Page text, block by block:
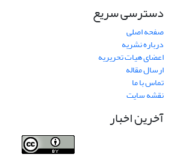
دسترسی سریع
صفحه اصلی
درباره نشریه
اعضای هیات تحریریه
ارسال مقاله
تماس با ما
نقشه سایت
آخرین اخبار